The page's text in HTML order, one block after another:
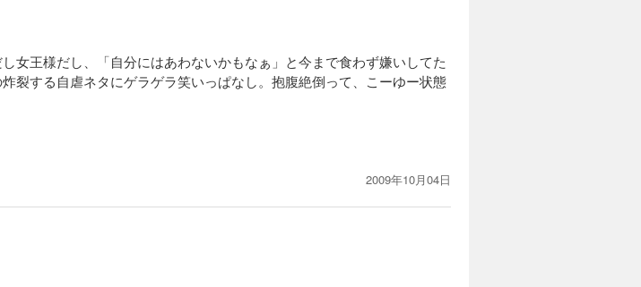
女王様だし、「自分にはあわないかもなぁ」と今まで食わず嫌いしてた
する自虐ネタにゲラゲラ笑いっぱなし。抱腹絶倒って、こーゆー状態
2009年10月04日